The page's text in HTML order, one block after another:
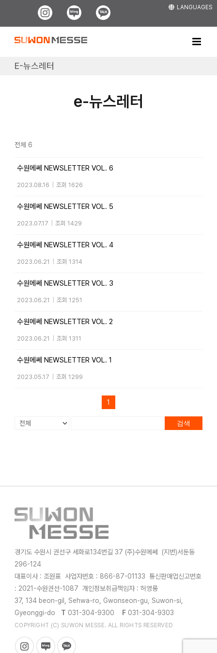
LANGUAGES
Instagram
Blog Kakao
E-뉴스레터
e-뉴스레터
전체 6
수원메쎄 NEWSLETTER VOL. 6
2023.08.16 조회 1626
수원메쎄 NEWSLETTER VOL. 5
2023.07.17 조회 1429
수원메쎄 NEWSLETTER VOL. 4
2023.06.21 조회 1314
수원메쎄 NEWSLETTER VOL. 3
2023.06.21 조회 1251
수원메쎄 NEWSLETTER VOL. 2
2023.06.21 조회 1311
수원메쎄 NEWSLETTER VOL. 1
2023.05.17 조회 1299
1
검색
경기도 수원시 권선구 세화로134번길 37 (주)수원메쎄 (지번)서둔동
296-124
대표이사 : 조원표 사업자번호 : 866-87-01133 통신판매업신고번호
: 2021-수원권선-1087 개인정보취급책임자 : 허영롱
37, 134 beon-gil, Sehwa-ro, Gwonseon-gu, Suwon-si,
Gyeonggi-do T 031-304-9300 F 031-304-9303
COPYRIGHT (C) SUWON MESSE. ALL RIGHTS RESERVED